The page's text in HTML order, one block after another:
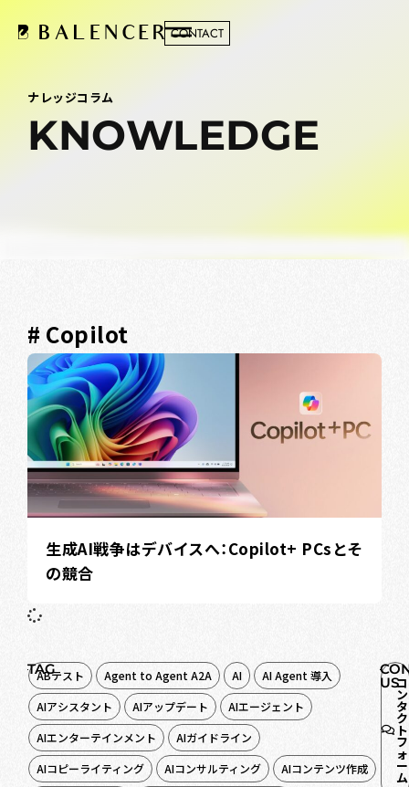
CONTACT
ナレッジコラム
KNOWLEDGE
# Copilot
生成AI戦争はデバイスへ：Copilot+ PCsとそ
の競合
TAG
ABテスト Agent to Agent A2A AI
AI Agent 導入
AIアシスタント
AIアップデート
AIエージェント
AIエンターテインメント
AIガイドライン
AIコピーライティング
AIコンサルティング
AIコンテンツ作成
USコ
ン
タ
ク
ト
フ
ォ
ー
ム